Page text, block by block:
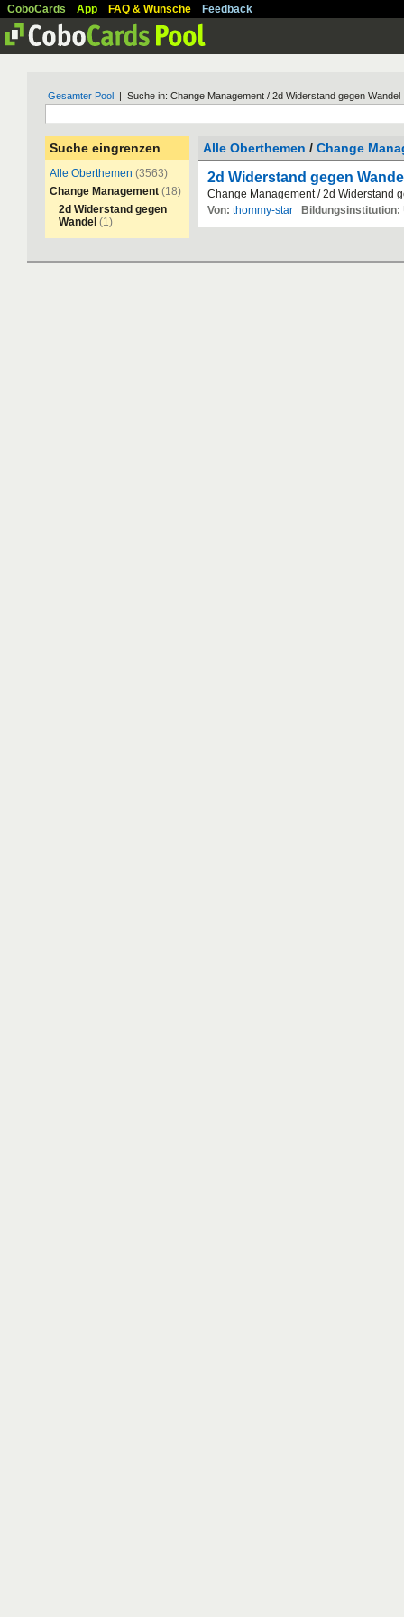
CoboCards App FAQ & Wünsche Feedback
Gesamter Pool | Suche in: Change Management / 2d Widerstand gegen Wandel
Suche eingrenzen
Alle Oberthemen (3563)
Change Management (18)
2d Widerstand gegen
Wandel (1)
Alle Oberthemen / Change
2d Widerstand gegen
Change Management/2d Widerstand
Von: thommy-star Bildungsinstitution: